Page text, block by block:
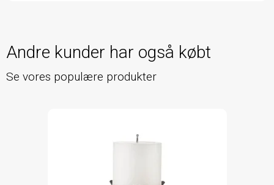
Andre kunder har også købt
Se vores populære produkter